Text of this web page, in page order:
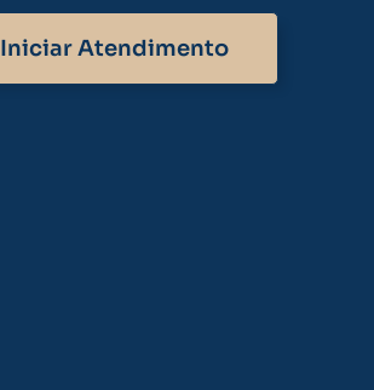
Iniciar Atendimento